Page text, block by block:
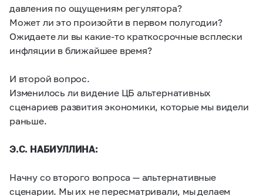
давления по ощущениям регулятора?
Может ли это произойти в первом полугодии?
Ожидаете ли вы какие-то краткосрочные всплески
инфляции в ближайшее время?
И второй вопрос.
Изменилось ли видение ЦБ альтернативных
сценариев развития экономики, которые мы видели
раньше.
Э.С. НАБИУЛЛИНА:
Начну со второго вопроса — альтернативные
сценарии. Мы их не пересматривали, мы делаем